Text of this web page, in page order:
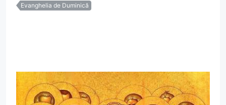
Evanghelia de Duminică